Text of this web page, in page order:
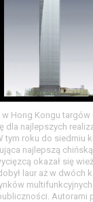
Hong Kongu targów
dla najlepszych
tym roku do siedmiu
najlepszą
okazał się
laur aż w dwóch
Autorami